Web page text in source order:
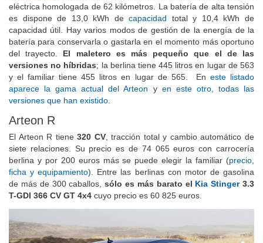
eléctrica homologada de 62 kilómetros. La batería de alta tensión
es dispone de 13,0 kWh decapacidad total y 10,4 kWh de
capacidad útil. Hay varios modos de gestión de la energía de la
batería para conservarla o gastarla en el momento más oportuno
del trayecto. El maletero es más pequeño que el de las
versiones no híbridas; la berlina tiene 445 litros en lugar de 563
y el familiar tiene 455 litros en lugar de 565. En este listado
aparece la gama actual del Arteon y en este otro, todas las
versiones que han existido
Arteon R
El Arteon R tiene320 CV, tracción total y cambio automático de
siete relaciones. Su precio es de 74 065 euros con carrocería
berlina y por 200 euros más se puede elegir la familiar (precio,
ficha y equipamiento). Entre las berlinas con motor de gasolina
de más de 300 caballos,sólo es más barato el Kia Stinger3.3
T-GDI 366 CV GT 4x4 cuyo precio es 60 825 euros.